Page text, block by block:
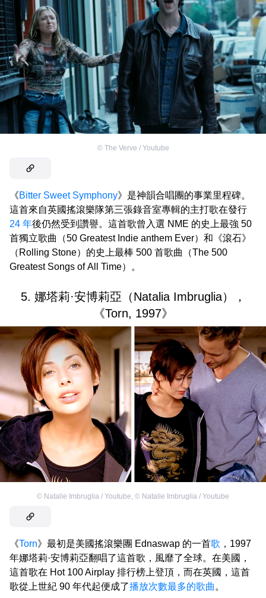
© The Verve / Youtube
《Bitter Sweet Symphony》是神韻合唱團的事業里程碑。
這首來自英國搖滾樂隊第三張錄音室專輯的主打歌在發行
24 年後仍然受到讚譽。這首歌曾入選 NME 的史上最強 50
首獨立歌曲（50 Greatest Indie anthem Ever）和《滾石》
（Rolling Stone）的史上最棒 500 首歌曲（The 500
Greatest Songs of All Time）。
5. 娜塔莉·安博莉亞（Natalia Imbruglia），
《Torn, 1997》
© Natalie Imbruglia / Youtube, © Natalie Imbruglia / Youtube
《Torn》最初是美國搖滾樂團 Ednaswap 的一首歌 ，1997
年娜塔莉·安博莉亞翻唱了這首歌，風靡了全球。在美國，
這首歌在 Hot 100 Airplay 排行榜上登頂，而在英國，這首
歌從上世紀 90 年代起便成了播放次數最多的歌曲 。